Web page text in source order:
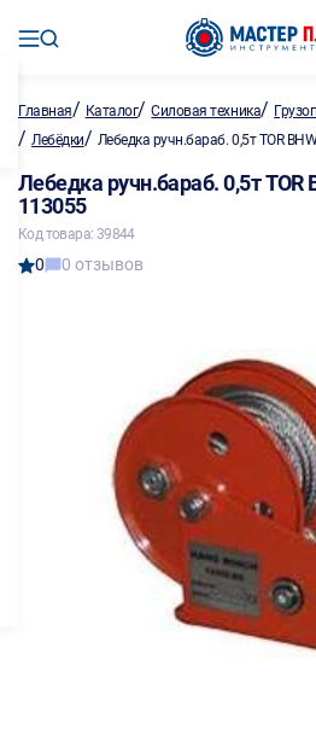
Главная/ Каталог/Силовая техника/
/ Лебёдки/ Лебедка ручн.бараб. 0,5т TOR
Лебедка ручн.бараб. 0,5т TOR
113055
Код товара: 39844
0 0 отзывов